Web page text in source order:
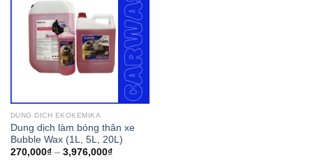
DUNG DỊCH EKOKEMIKA
Dung dịch làm bóng thân xe
Bubble Wax (1L, 5L, 20L)
270,000₫– 3,976,000₫